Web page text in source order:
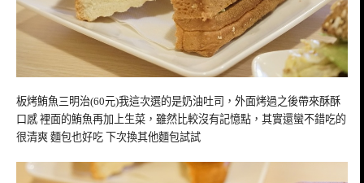
板烤鮪魚三明治(60元)我這次選的是奶油吐司，外面烤過之後帶來酥酥
口感 裡面的鮪魚再加上生菜，雖然比較沒有記憶點，其實還蠻不錯吃的
很清爽 麵包也好吃 下次換其他麵包試試